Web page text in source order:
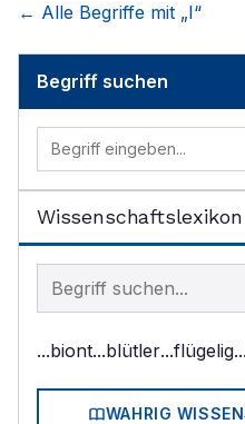
← Alle Begriffe mit „I“
Begriff suchen
Wissenschaftslexikon
Begriff im Lexikon suchen
...biont...blütler...flügelig
WAHRIG